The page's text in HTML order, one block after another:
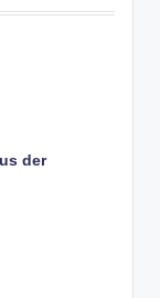
der